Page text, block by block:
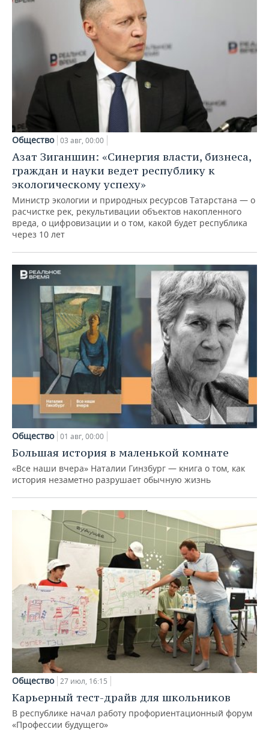
Общество 03 авг, 00:00
Азат Зиганшин: «Синергия власти, бизнеса,
граждан и науки ведет республику к
экологическому успеху»
Министр экологии и природных ресурсов Татарстана — о
расчистке рек, рекультивации объектов накопленного
вреда, о цифровизации и о том, какой будет республика
через 10 лет
Общество 01 авг, 00:00
Большая история в маленькой комнате
«Все наши вчера» Наталии Гинзбург — книга о том, как
история незаметно разрушает обычную жизнь
Общество 27 июл, 16:15
Карьерный тест-драйв для школьников
В республике начал работу профориентационный форум
«Профессии будущего»